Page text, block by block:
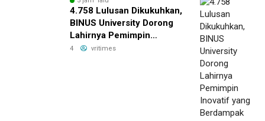
4.758 Lulusan Dikukuhkan,
BINUS University Dorong
Lahirnya Pemimpin
Inovatif yang Berdampak
4 vritimes